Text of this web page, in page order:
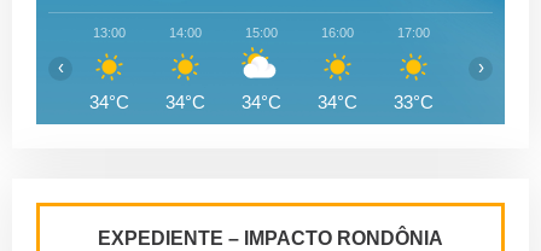
13:00
34°C
14:00
34°C
15:00
34°C
16:00
34°C
17:00
33°C
‹ ›
EXPEDIENTE – IMPACTO RONDÔNIA